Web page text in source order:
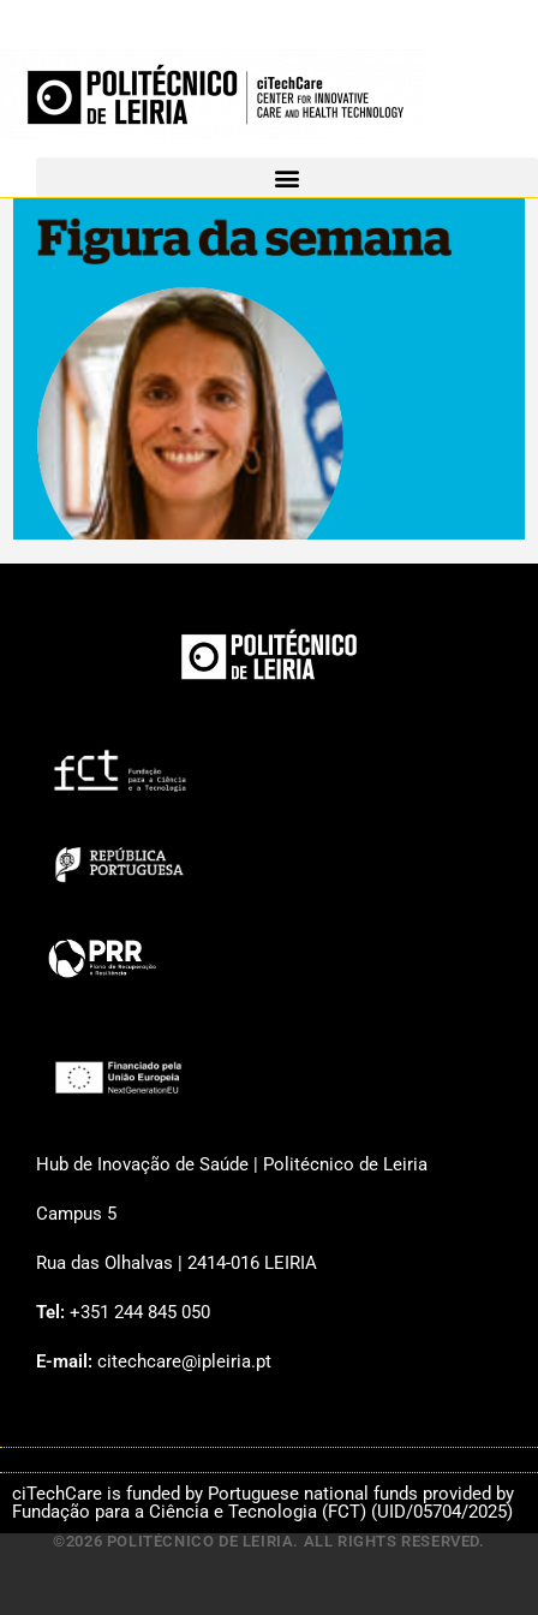
Hub de Inovação de Saúde | Politécnico de Leiria
Campus 5
Rua das Olhalvas | 2414-016 LEIRIA
Tel: +351 244 845 050
E-mail: citechcare@ipleiria.pt
ciTechCare is funded by Portuguese national funds provided by
Fundação para a Ciência e Tecnologia (FCT) (UID/05704/2025)
©2026 POLITÉCNICO DE LEIRIA. ALL RIGHTS RESERVED.